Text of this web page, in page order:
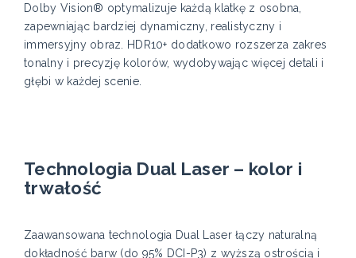
Dolby Vision® optymalizuje każdą klatkę z osobna,
zapewniając bardziej dynamiczny, realistyczny i
immersyjny obraz. HDR10+ dodatkowo rozszerza zakres
tonalny i precyzję kolorów, wydobywając więcej detali i
głębi w każdej scenie.
Technologia Dual Laser – kolor i
trwałość
Zaawansowana technologia Dual Laser łączy naturalną
dokładność barw (do 95% DCI-P3) z wyższą ostrością i